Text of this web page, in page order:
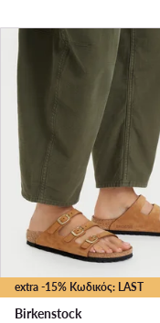
extra -15% Κωδικός: LAST
Birkenstock